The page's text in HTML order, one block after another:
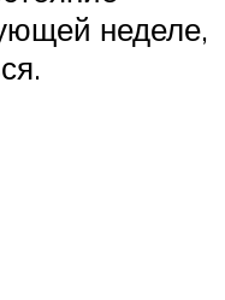
неделе,